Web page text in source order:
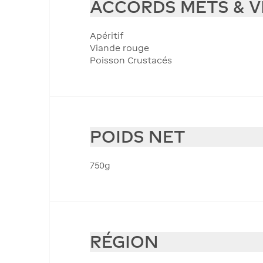
ACCORDS METS &
Apéritif
Viande rouge
Poisson Crustacés
POIDS NET
750g
RÉGION